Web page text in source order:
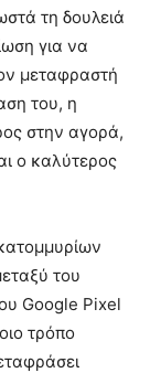
τη δουλειά
για να
μεταφραστή
του, η
στην αγορά,
ο καλύτερος
του
Google Pixel
τρόπο